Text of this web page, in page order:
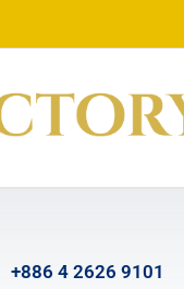
+886 4 2626 9101